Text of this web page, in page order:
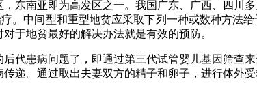
东南亚即为高发区之一。我国广东、广西、四川
。中间型和重型地贫应采取下列一种或数种方法
于地贫最好的解决办法就是有效的预防。
患病问题了，即通过第三代试管婴儿基因筛查
递。通过取出夫妻双方的精子和卵子，进行体外